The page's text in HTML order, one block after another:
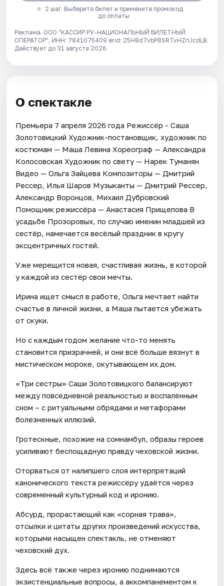
2 шаг. Выберите билет и примените промокод
до оплаты
Реклама. ООО "КАССИР.РУ-НАЦИОНАЛЬНЫЙ БИЛЕТНЫЙ
ОПЕРАТОР", ИНН: 7841075409 erid: 25H8d7vbP8SRTvHZrUcdLB.
Действует до 31 августа 2026
О спектакле
Премьера 7 апреля 2026 года Режиссёр - Саша
Золотовицкий Художник-постановщик, художник по
костюмам — Маша Левина Хореограф — Александра
Колосовская Художник по свету — Нарек Туманян
Видео — Ольга Зайцева Композиторы — Дмитрий
Рессер, Илья Шаров Музыканты — Дмитрий Рессер,
Александр Воронцов, Михаил Дубровский
Помощник режиссёра — Анастасия Прищепова В
усадьбе Прозоровых, по случаю именин младшей из
сестёр, намечается весёлый праздник в кругу
эксцентричных гостей.
Уже мерещится новая, счастливая жизнь, в которой
у каждой из сестёр свои мечты.
Ирина ищет смысл в работе, Ольга мечтает найти
счастье в личной жизни, а Маша пытается убежать
от скуки.
Но с каждым годом желание что-то менять
становится призрачней, и они всё больше вязнут в
мистическом мороке, окутывающем их дом.
«Три сестры» Саши Золотовицкого балансируют
между повседневной реальностью и воспалённым
сном – с ритуальными обрядами и метафорами
болезненных иллюзий.
Гротескные, похожие на сомнамбул, образы героев
усиливают беспощадную правду чеховской жизни.
Оторваться от налипшего слоя интерпретаций
канонического текста режиссёру удаётся через
современный культурный код и иронию.
Абсурд, прорастающий как «сорная трава»,
отсылки и цитаты других произведений искусства,
которыми насыщен спектакль, не отменяют
чеховский дух.
Здесь всё также через иронию поднимаются
экзистенциальные вопросы, а аккомпанементом к